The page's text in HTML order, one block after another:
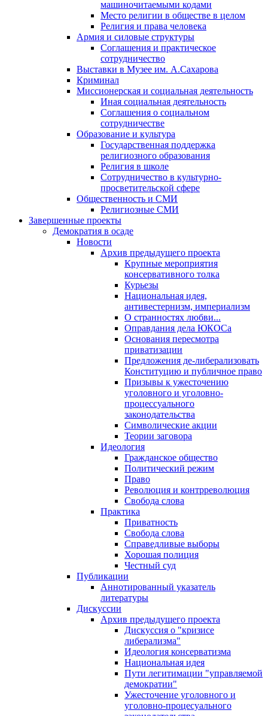
машиночитаемыми кодами
Место религии в обществе в целом
Религия и права человека
Армия и силовые структуры
Соглашения и практическое
сотрудничество
Выставки в Музее им. А.Сахарова
Криминал
Миссионерская и социальная деятельность
Иная социальная деятельность
Соглашения о социальном
сотрудничестве
Образование и культура
Государственная поддержка
религиозного образования
Религия в школе
Сотрудничество в культурно-
просветительской сфере
Общественность и СМИ
Религиозные СМИ
Завершенные проекты
Демократия в осаде
Новости
Архив предыдущего проекта
Крупные мероприятия
консервативного толка
Курьезы
Национальная идея,
антивестернизм, империализм
О странностях любви...
Оправдания дела ЮКОСа
Основания пересмотра
приватизации
Предложения де-либерализовать
Конституцию и публичное право
Призывы к ужесточению
уголовного и уголовно-
процессуального
законодательства
Символические акции
Теории заговора
Идеология
Гражданское общество
Политический режим
Право
Революция и контрреволюция
Свобода слова
Практика
Приватность
Свобода слова
Справедливые выборы
Хорошая полиция
Честный суд
Публикации
Аннотированный указатель
литературы
Дискуссии
Архив предыдущего проекта
Дискуссия о "кризисе
либерализма"
Идеология консерватизма
Национальная идея
Пути легитимации "управляемой
демократии"
Ужесточение уголовного и
уголовно-процесуального